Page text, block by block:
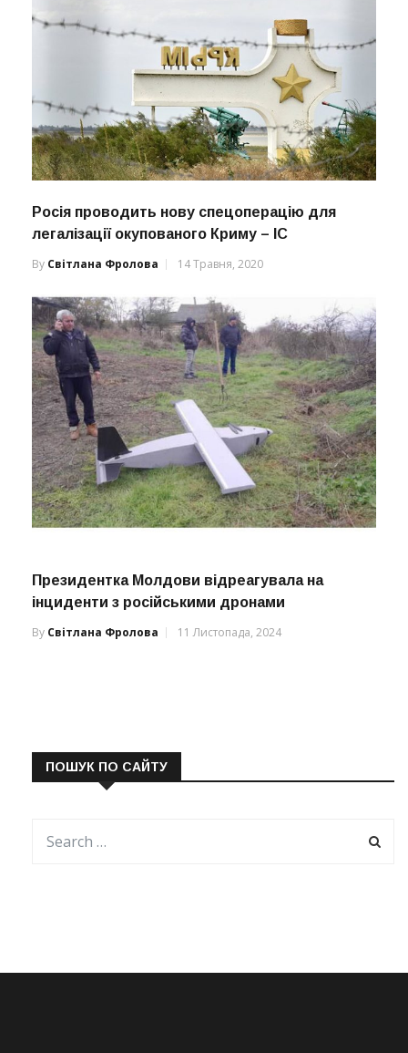
легалізації окупованого Криму – ІС
Світлана Фролова 14 Травня, 2020
інциденти з російськими дронами
Світлана Фролова 11 Листопада, 2024